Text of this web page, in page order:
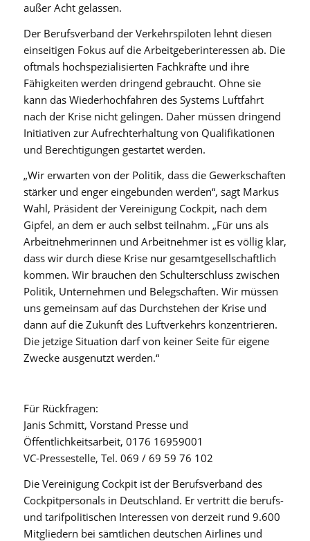
außer Acht gelassen.
Der Berufsverband der Verkehrspiloten lehnt diesen
einseitigen Fokus auf die Arbeitgeberinteressen ab. Die
oftmals hochspezialisierten Fachkräfte und ihre
Fähigkeiten werden dringend gebraucht. Ohne sie
kann das Wiederhochfahren des Systems Luftfahrt
nach der Krise nicht gelingen. Daher müssen dringend
Initiativen zur Aufrechterhaltung von Qualifikationen
und Berechtigungen gestartet werden.
„Wir erwarten von der Politik, dass die Gewerkschaften
stärker und enger eingebunden werden“, sagt Markus
Wahl, Präsident der Vereinigung Cockpit, nach dem
Gipfel, an dem er auch selbst teilnahm. „Für uns als
Arbeitnehmerinnen und Arbeitnehmer ist es völlig klar,
dass wir durch diese Krise nur gesamtgesellschaftlich
kommen. Wir brauchen den Schulterschluss zwischen
Politik, Unternehmen und Belegschaften. Wir müssen
uns gemeinsam auf das Durchstehen der Krise und
dann auf die Zukunft des Luftverkehrs konzentrieren.
Die jetzige Situation darf von keiner Seite für eigene
Zwecke ausgenutzt werden.“
Für Rückfragen:
Janis Schmitt, Vorstand Presse und
Öffentlichkeitsarbeit, 0176 16959001
VC-Pressestelle, Tel. 069 / 69 59 76 102
Die Vereinigung Cockpit ist der Berufsverband des
Cockpitpersonals in Deutschland. Er vertritt die berufs-
und tarifpolitischen Interessen von derzeit rund 9.600
Mitgliedern bei sämtlichen deutschen Airlines und